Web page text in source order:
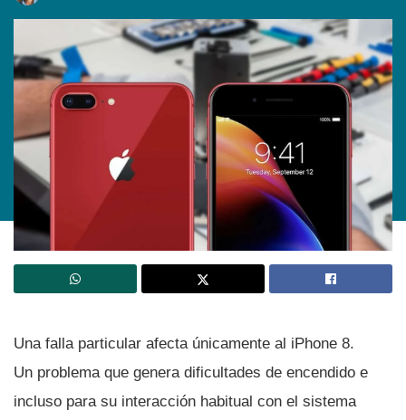
Una falla particular afecta únicamente al iPhone 8.
Un problema que genera dificultades de encendido e
incluso para su interacción habitual con el sistema